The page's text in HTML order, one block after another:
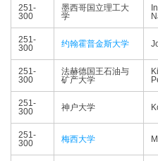
251-
300
墨西哥国立理工大
学
251-
300
约翰霍普金斯大学
251-
300
法赫德国王石油与
矿产大学
251-
300
神户大学
251-
300
梅西大学